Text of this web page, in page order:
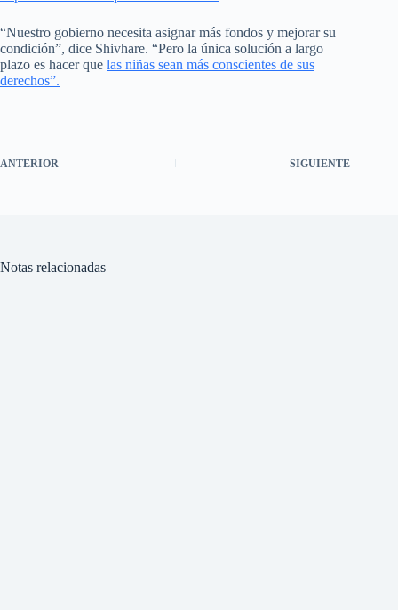
“Nuestro gobierno necesita asignar más fondos y mejorar su
condición”, dice Shivhare. “Pero la única solución a largo
plazo es hacer que las niñas sean más conscientes de sus
derechos”.
ANTERIOR SIGUIENTE
Notas relacionadas